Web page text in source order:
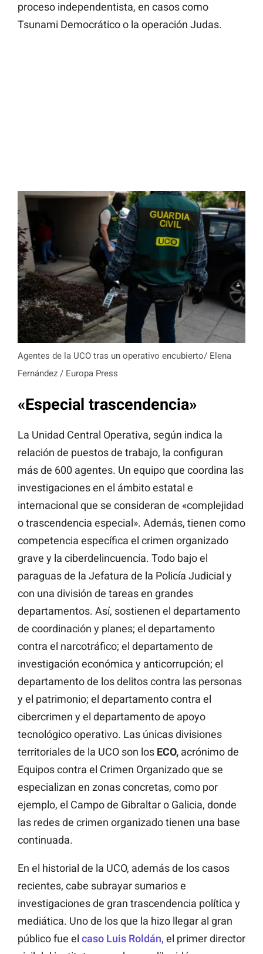
proceso independentista, en casos como
Tsunami Democrático o la operación Judas.
Agentes de la UCO tras un operativo encubierto/ Elena
Fernández / Europa Press
«Especial trascendencia»
La Unidad Central Operativa, según indica la
relación de puestos de trabajo, la configuran
más de 600 agentes. Un equipo que coordina las
investigaciones en el ámbito estatal e
internacional que se consideran de «complejidad
o trascendencia especial». Además, tienen como
competencia específica el crimen organizado
grave y la ciberdelincuencia. Todo bajo el
paraguas de la Jefatura de la Policía Judicial y
con una división de tareas en grandes
departamentos. Así, sostienen el departamento
de coordinación y planes; el departamento
contra el narcotráfico; el departamento de
investigación económica y anticorrupción; el
departamento de los delitos contra las personas
y el patrimonio; el departamento contra el
cibercrimen y el departamento de apoyo
tecnológico operativo. Las únicas divisiones
territoriales de la UCO son los ECO, acrónimo de
Equipos contra el Crimen Organizado que se
especializan en zonas concretas, como por
ejemplo, el Campo de Gibraltar o Galicia, donde
las redes de crimen organizado tienen una base
continuada.
En el historial de la UCO, además de los casos
recientes, cabe subrayar sumarios e
investigaciones de gran trascendencia política y
mediática. Uno de los que la hizo llegar al gran
público fue el caso Luis Roldán, el primer director